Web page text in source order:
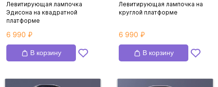
Левитирующая лампочка
Эдисона на квадратной
платформе
6 990 ₽
В корзину
Левитирующая лампочка на
круглой платформе
6 990 ₽
В корзину